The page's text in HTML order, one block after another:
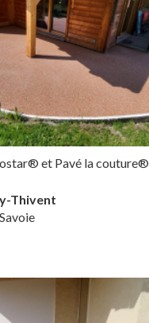
et Pavé la couture®
Thivent